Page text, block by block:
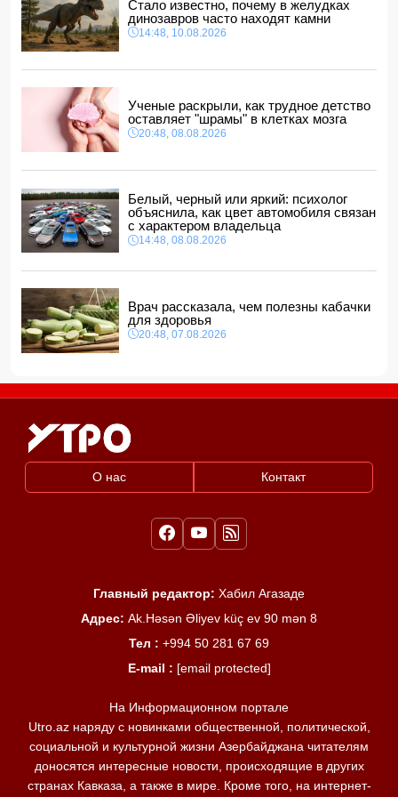
Ученые раскрыли, как трудное детство оставляет
"шрамы" в клетках мозга
20:48, 08.08.2026
Месси получил наибольшее количество угроз во время
20:28, 08.08.2026
В Баку обнаружено и изъято около 30 кг наркотиков
20:20, 08.08.2026
открыли путь к прочному и необратимому миру
20:00, 08.08.2026
Стало известно, почему в желудках
динозавров часто находят камни
14:48, 10.08.2026
Ученые раскрыли, как трудное детство
оставляет "шрамы" в клетках мозга
20:48, 08.08.2026
Белый, черный или яркий: психолог
объяснила, как цвет автомобиля связан
с характером владельца
14:48, 08.08.2026
Врач рассказала, чем полезны кабачки
для здоровья
20:48, 07.08.2026
О нас Контакт
Главный редактор: Хабил Агазаде
Адрес: Ak.Həsən Əliyev küç ev 90 mən 8
Тел : +994 50 281 67 69
E-mail : [email protected]
На Информационном портале
Utro.az наряду с новинками общественной, политической,
социальной и культурной жизни Азербайджана читателям
доносятся интересные новости, происходящие в других
странах Кавказа, а также в мире. Кроме того, на интернет-